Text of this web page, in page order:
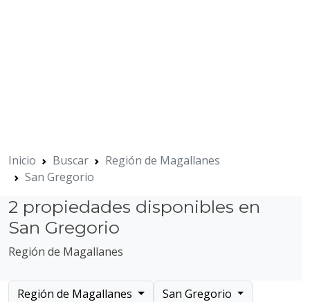
Inicio Buscar
Región de Magallanes
San Gregorio
2 propiedades disponibles en
San Gregorio
Región de Magallanes
Región de Magallanes
San Gregorio